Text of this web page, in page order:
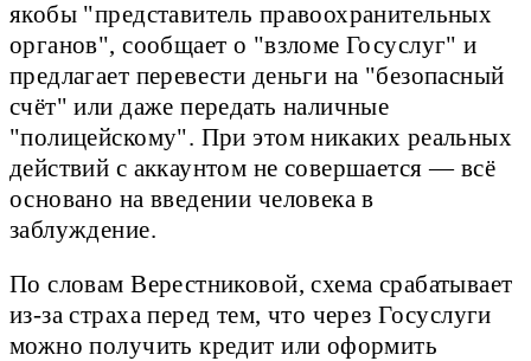
якобы "представитель правоохранительных
органов", сообщает о "взломе Госуслуг" и
предлагает перевести деньги на "безопасный
счёт" или даже передать наличные
"полицейскому". При этом никаких реальных
действий с аккаунтом не совершается — всё
основано на введении человека в
заблуждение.
По словам Верестниковой, схема срабатывает
из-за страха перед тем, что через Госуслуги
можно получить кредит или оформить